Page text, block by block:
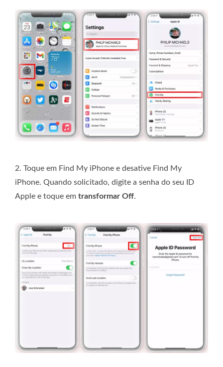
2. Toque em Find My iPhone e desative Find My
iPhone. Quando solicitado, digite a senha do seu ID
Apple e toque em transformar Off.